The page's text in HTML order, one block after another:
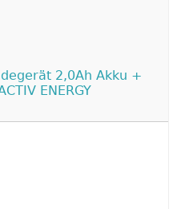
2,0Ah Akku +
ENERGY